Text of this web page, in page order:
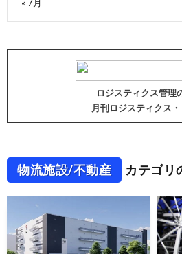
« 7月
ロジスティクス管理
月刊ロジスティクス
物流施設/不動産 カテゴリ